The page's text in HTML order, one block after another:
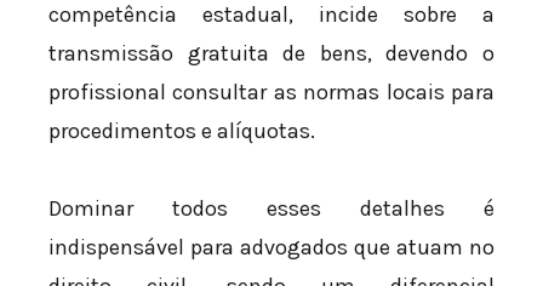
competência estadual, incide sobre a
transmissão gratuita de bens, devendo o
profissional consultar as normas locais para
procedimentos e alíquotas.
Dominar todos esses detalhes é
indispensável para advogados que atuam no